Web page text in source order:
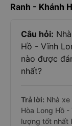
Ranh - Khánh
Câu hỏi:
Hồ - Vĩnh
nào được
nhất?
Trả lời: Nhà
Hòa Long Hồ
lượng tốt nhất